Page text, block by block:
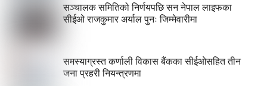
सञ्चालक समितिको निर्णयपछि सन नेपाल लाइफका
सीईओ राजकुमार अर्याल पुनः जिम्मेवारीमा
समस्याग्रस्त कर्णाली विकास बैंकका सीईओसहित तीन
जना प्रहरी नियन्त्रणमा